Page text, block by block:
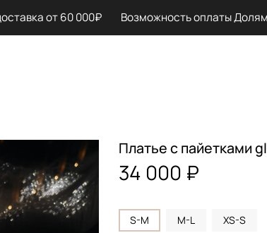
от 60 000₽ Возможность оплаты Долями
Платье с пайетками
34 000 ₽
S-M M-L XS-S